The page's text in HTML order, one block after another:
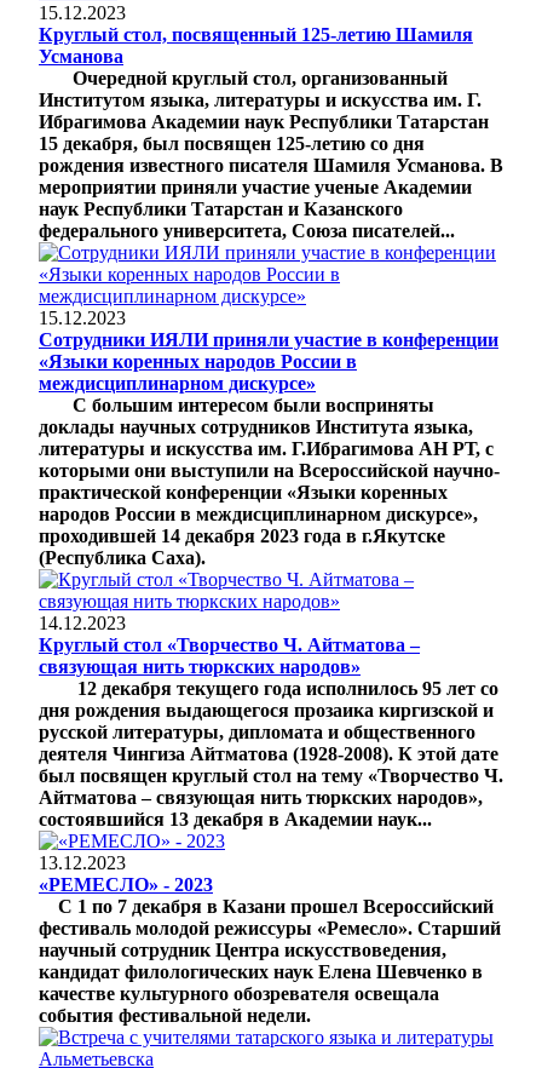
15.12.2023
Круглый стол, посвященный 125-летию Шамиля
Усманова
Очередной круглый стол, организованный
Институтом языка, литературы и искусства им. Г.
Ибрагимова Академии наук Республики Татарстан
15 декабря, был посвящен 125-летию со дня
рождения известного писателя Шамиля Усманова. В
мероприятии приняли участие ученые Академии
наук Республики Татарстан и Казанского
федерального университета, Союза писателей...
15.12.2023
Сотрудники ИЯЛИ приняли участие в конференции
«Языки коренных народов России в
междисциплинарном дискурсе»
С большим интересом были восприняты
доклады научных сотрудников Института языка,
литературы и искусства им. Г.Ибрагимова АН РТ, с
которыми они выступили на Всероссийской научно-
практической конференции «Языки коренных
народов России в междисциплинарном дискурсе»,
проходившей 14 декабря 2023 года в г.Якутске
(Республика Саха).
14.12.2023
Круглый стол «Творчество Ч. Айтматова –
связующая нить тюркских народов»
12 декабря текущего года исполнилось 95 лет со
дня рождения выдающегося прозаика киргизской и
русской литературы, дипломата и общественного
деятеля Чингиза Айтматова (1928-2008). К этой дате
был посвящен круглый стол на тему «Творчество Ч.
Айтматова – связующая нить тюркских народов»,
состоявшийся 13 декабря в Академии наук...
13.12.2023
«РЕМЕСЛО» - 2023
С 1 по 7 декабря в Казани прошел Всероссийский
фестиваль молодой режиссуры «Ремесло». Старший
научный сотрудник Центра искусствоведения,
кандидат филологических наук Елена Шевченко в
качестве культурного обозревателя освещала
события фестивальной недели.